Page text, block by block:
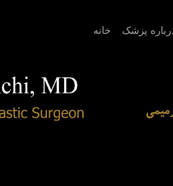
پزشک خانه